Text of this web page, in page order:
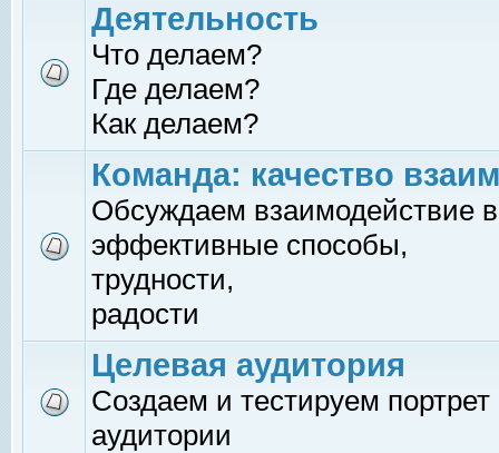
Деятельность
Что делаем?
Где делаем?
Как делаем?
Команда: качество
Обсуждаем взаимодействие
эффективные способы,
трудности,
радости
Целевая аудитория
Создаем и тестируем
аудитории